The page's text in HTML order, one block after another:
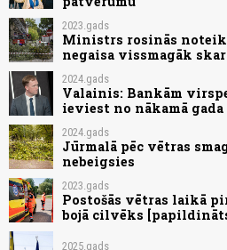
2023.gads
Ministrs rosinās
negaisa vissmagāk
2024.gads
Valainis: Bankām
ieviest no nākamā gada
2024.gads
Jūrmalā pēc vētras
nebeigsies
2023.gads
Postošās vētras laikā
bojā cilvēks
2025.gads